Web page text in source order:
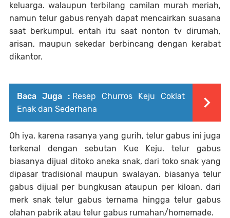
keluarga. walaupun terbilang camilan murah meriah,
namun telur gabus renyah dapat mencairkan suasana
saat berkumpul. entah itu saat nonton tv dirumah,
arisan, maupun sekedar berbincang dengan kerabat
dikantor.
Baca Juga : Resep Churros Keju Coklat
Enak dan Sederhana
Oh iya, karena rasanya yang gurih, telur gabus ini juga
terkenal dengan sebutan Kue Keju. telur gabus
biasanya dijual ditoko aneka snak, dari toko snak yang
dipasar tradisional maupun swalayan. biasanya telur
gabus dijual per bungkusan ataupun per kiloan. dari
merk snak telur gabus ternama hingga telur gabus
olahan pabrik atau telur gabus rumahan/homemade.